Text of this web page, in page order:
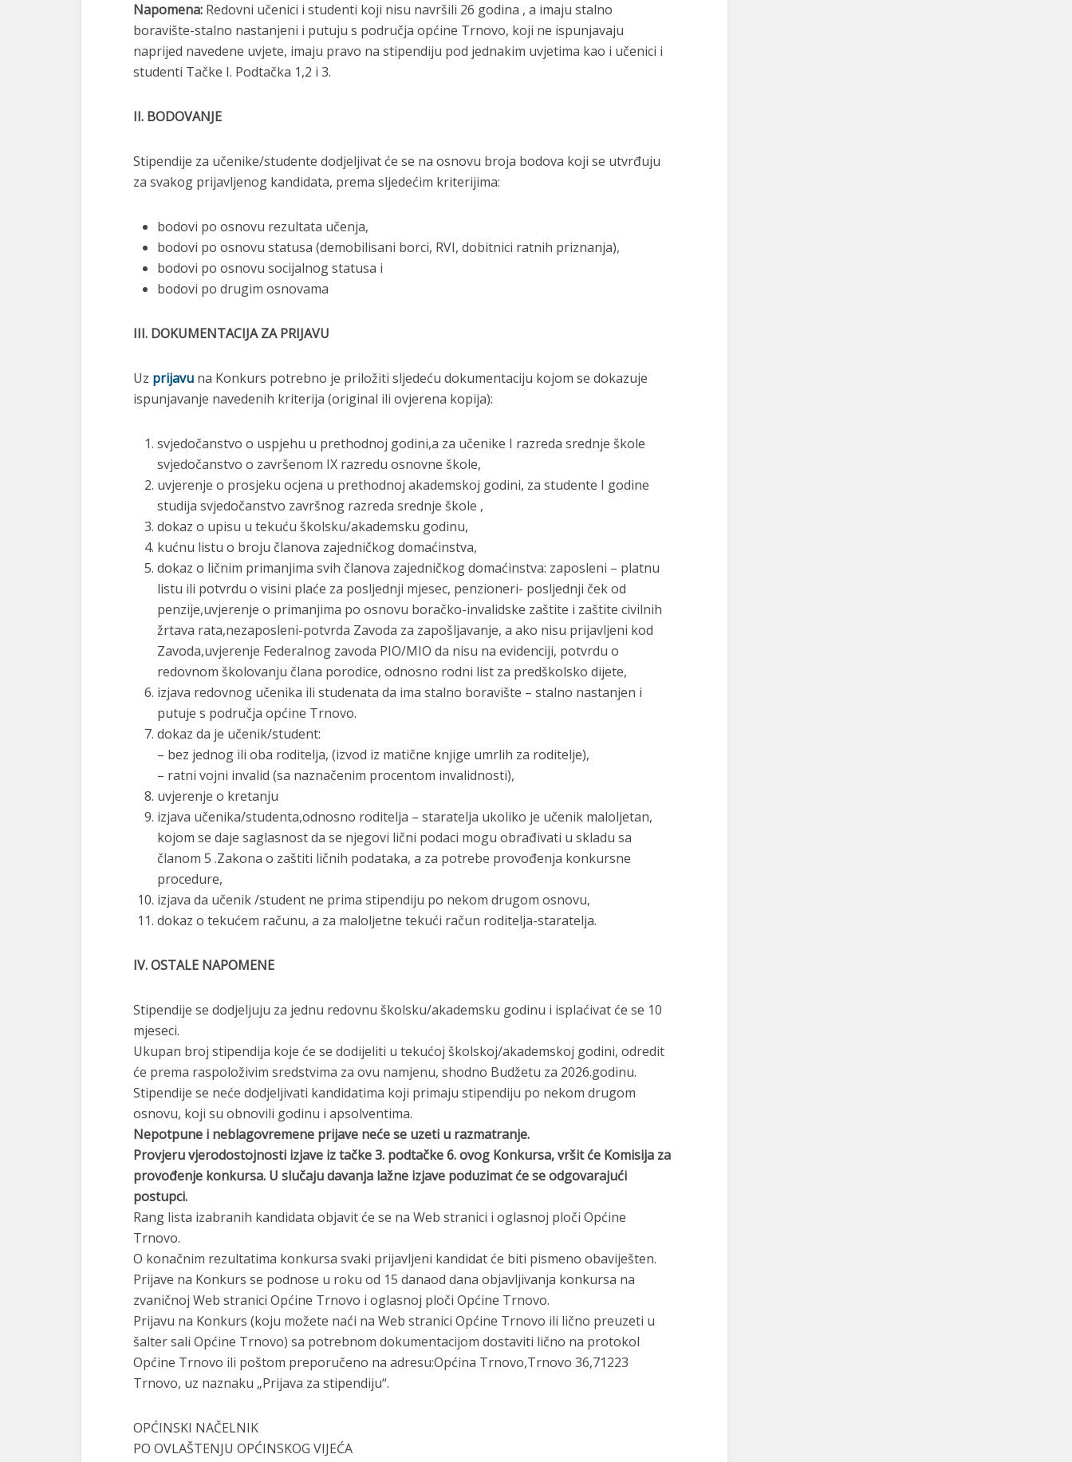
Napomena: Redovni učenici i studenti koji nisu navršili 26 godina , a imaju stalno
boravište-stalno nastanjeni i putuju s područja općine Trnovo, koji ne ispunjavaju
naprijed navedene uvjete, imaju pravo na stipendiju pod jednakim uvjetima kao i učenici i
studenti Tačke I. Podtačka 1,2 i 3.
II. BODOVANJE
Stipendije za učenike/studente dodjeljivat će se na osnovu broja bodova koji se utvrđuju
za svakog prijavljenog kandidata, prema sljedećim kriterijima:
bodovi po osnovu rezultata učenja,
bodovi po osnovu statusa (demobilisani borci, RVI, dobitnici ratnih priznanja),
bodovi po osnovu socijalnog statusa i
bodovi po drugim osnovama
III. DOKUMENTACIJA ZA PRIJAVU
Uz prijavu na Konkurs potrebno je priložiti sljedeću dokumentaciju kojom se dokazuje
ispunjavanje navedenih kriterija (original ili ovjerena kopija):
svjedočanstvo o uspjehu u prethodnoj godini,a za učenike I razreda srednje škole
svjedočanstvo o završenom IX razredu osnovne škole,
uvjerenje o prosjeku ocjena u prethodnoj akademskoj godini, za studente I godine
studija svjedočanstvo završnog razreda srednje škole ,
dokaz o upisu u tekuću školsku/akademsku godinu,
kućnu listu o broju članova zajedničkog domaćinstva,
dokaz o ličnim primanjima svih članova zajedničkog domaćinstva: zaposleni – platnu
listu ili potvrdu o visini plaće za posljednji mjesec, penzioneri- posljednji ček od
penzije,uvjerenje o primanjima po osnovu boračko-invalidske zaštite i zaštite civilnih
žrtava rata,nezaposleni-potvrda Zavoda za zapošljavanje, a ako nisu prijavljeni kod
Zavoda,uvjerenje Federalnog zavoda PIO/MIO da nisu na evidenciji, potvrdu o
redovnom školovanju člana porodice, odnosno rodni list za predškolsko dijete,
izjava redovnog učenika ili studenata da ima stalno boravište – stalno nastanjen i
putuje s područja općine Trnovo.
dokaz da je učenik/student:
– bez jednog ili oba roditelja, (izvod iz matične knjige umrlih za roditelje),
– ratni vojni invalid (sa naznačenim procentom invalidnosti),
uvjerenje o kretanju
izjava učenika/studenta,odnosno roditelja – staratelja ukoliko je učenik maloljetan,
kojom se daje saglasnost da se njegovi lični podaci mogu obrađivati u skladu sa
članom 5 .Zakona o zaštiti ličnih podataka, a za potrebe provođenja konkursne
procedure,
izjava da učenik /student ne prima stipendiju po nekom drugom osnovu,
dokaz o tekućem računu, a za maloljetne tekući račun roditelja-staratelja.
IV. OSTALE NAPOMENE
Stipendije se dodjeljuju za jednu redovnu školsku/akademsku godinu i isplaćivat će se 10
mjeseci.
Ukupan broj stipendija koje će se dodijeliti u tekućoj školskoj/akademskoj godini, odredit
će prema raspoloživim sredstvima za ovu namjenu, shodno Budžetu za 2026.godinu.
Stipendije se neće dodjeljivati kandidatima koji primaju stipendiju po nekom drugom
osnovu, koji su obnovili godinu i apsolventima.
Nepotpune i neblagovremene prijave neće se uzeti u razmatranje.
Provjeru vjerodostojnosti izjave iz tačke 3. podtačke 6. ovog Konkursa, vršit će Komisija za
provođenje konkursa. U slučaju davanja lažne izjave poduzimat će se odgovarajući
postupci.
Rang lista izabranih kandidata objavit će se na Web stranici i oglasnoj ploči Općine
Trnovo.
O konačnim rezultatima konkursa svaki prijavljeni kandidat će biti pismeno obaviješten.
Prijave na Konkurs se podnose u roku od 15 danaod dana objavljivanja konkursa na
zvaničnoj Web stranici Općine Trnovo i oglasnoj ploči Općine Trnovo.
Prijavu na Konkurs (koju možete naći na Web stranici Općine Trnovo ili lično preuzeti u
šalter sali Općine Trnovo) sa potrebnom dokumentacijom dostaviti lično na protokol
Općine Trnovo ili poštom preporučeno na adresu:Općina Trnovo,Trnovo 36,71223
Trnovo, uz naznaku „Prijava za stipendiju“.
OPĆINSKI NAČELNIK
PO OVLAŠTENJU OPĆINSKOG VIJEĆA